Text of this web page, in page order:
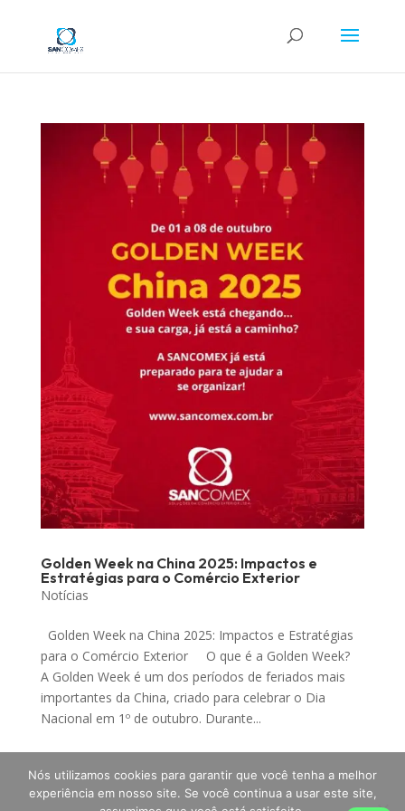
Golden Week na China 2025: Impactos e
Estratégias para o Comércio Exterior
Notícias
Golden Week na China 2025: Impactos e Estratégias
para o Comércio Exterior O que é a Golden Week?
A Golden Week é um dos períodos de feriados mais
importantes da China, criado para celebrar o Dia
Nacional em 1º de outubro. Durante...
Nós utilizamos cookies para garantir que você tenha a melhor
experiência em nosso site. Se você continua a usar este site,